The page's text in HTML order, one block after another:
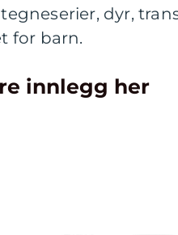
dyr,
for barn.
innlegg her